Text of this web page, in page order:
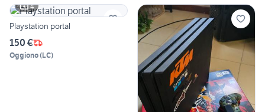
4
Playstation portal
150 €
Oggiono(LC)